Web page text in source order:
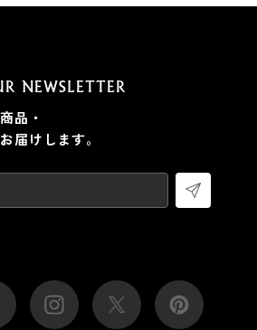
NEWSLETTER
品・
届けします。